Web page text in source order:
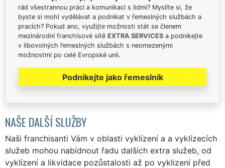
rád všestrannou práci a komunikaci s lidmi? Myslíte si, že
byste si mohl vydělávat a podnikat v řemeslných službách a
pracích? Pokud ano, využijte možnosti stát se členem
mezinárodní franchisové sítě EXTRA SERVICES a podnikejte
v libovolných řemeslných službách s neomezenými
možnostmi po celé Evropské unii.
Podnikejte jako řemeslník
NAŠE DALŠÍ SLUŽBY
Naši franchisanti Vám v oblasti vyklízení a a vyklízecích
služeb mohou nabídnout řadu dalších extra služeb, od
vyklízení a likvidace pozůstalosti až po vyklizení před